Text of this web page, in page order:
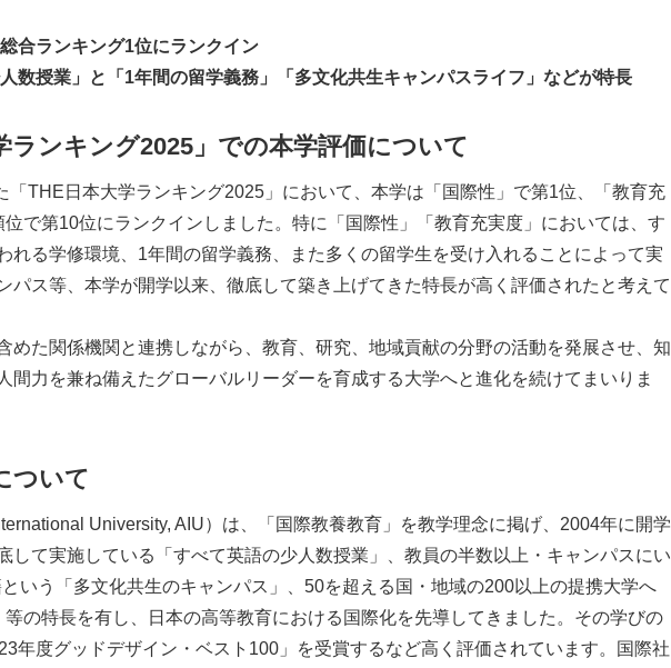
合ランキング1位にランクイン
数授業」と「 1年間の留学義務」「多文化共生キャンパスライフ」などが特長
ランキング2025」での本学評価について
「THE日本大学ランキング2025」において、本学は「国際性」で第1位、「教育充
で第10位にランクインしました。特に「国際性」「教育充実度」においては、す
れる学修環境、1年間の留学義務、また多くの留学生を受け入れることによって実
パス等、本学が開学以来、徹底して築き上げてきた特長が高く評価されたと考えて
めた関係機関と連携しながら、教育、研究、地域貢献の分野の活動を発展させ、知
間力を兼ね備えたグローバルリーダーを育成する大学へと進化を続けてまいりま
ついて
University, AIU）は、「国際教養教育」を教学理念に掲げ、2004年に開学
して実施している「すべて英語の少人数授業」、教員の半数以上・キャンパスにい
いう「多文化共生のキャンパス」、50を超える国・地域の200以上の提携大学へ
の特長を有し、日本の高等教育における国際化を先導してきました。その学びの
年度グッドデザイン・ベスト100」を受賞するなど高く評価されています。国際社